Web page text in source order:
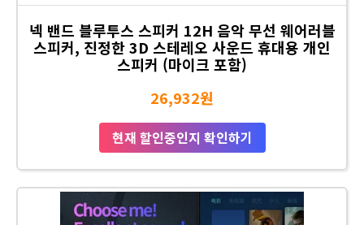
넥 밴드 블루투스 스피커 12H 음악 무선 웨어러블
스피커, 진정한 3D 스테레오 사운드 휴대용 개인
스피커 (마이크 포함)
26,932원
현재 할인중인지 확인하기